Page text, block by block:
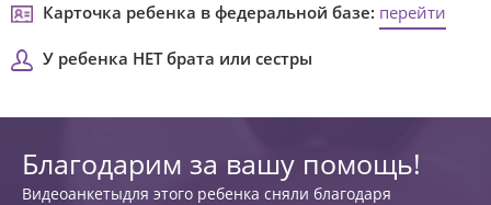
Карточка ребенка в федеральной базе: перейти
У ребенка НЕТ брата или сестры
Благодарим за вашу помощь!
Видеоанкетыдля этого ребенка сняли благодаря